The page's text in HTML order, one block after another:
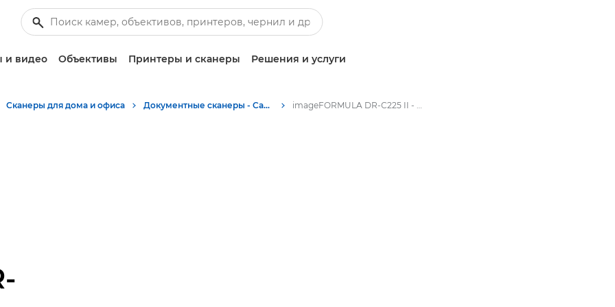
и видео Объективы Принтеры и сканеры Решения и услуги
Сканеры для дома и офиса Документные сканеры - Canon Uzbekistan imageFORMULA DR-C225 II - Scanners for Home & Office